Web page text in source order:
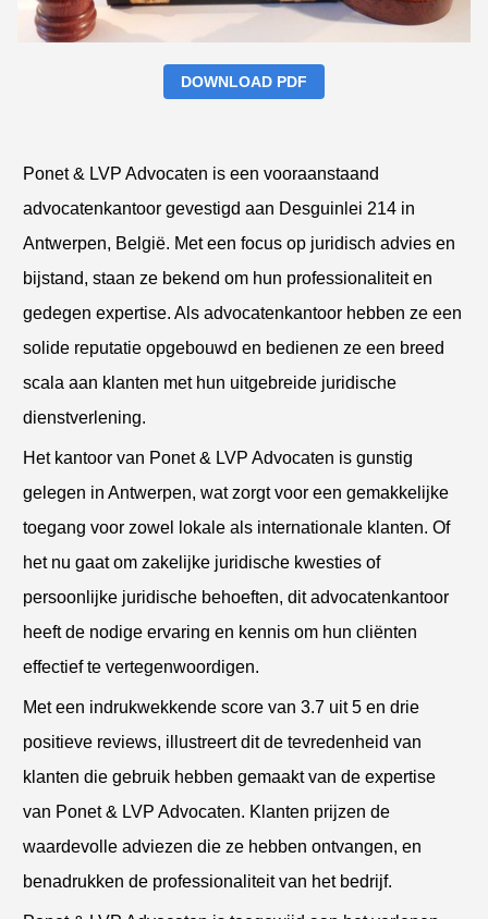
DOWNLOAD PDF
Ponet & LVP Advocaten is een vooraanstaand
advocatenkantoor gevestigd aan Desguinlei 214 in
Antwerpen, België. Met een focus op juridisch advies en
bijstand, staan ze bekend om hun professionaliteit en
gedegen expertise. Als advocatenkantoor hebben ze een
solide reputatie opgebouwd en bedienen ze een breed
scala aan klanten met hun uitgebreide juridische
dienstverlening.
Het kantoor van Ponet & LVP Advocaten is gunstig
gelegen in Antwerpen, wat zorgt voor een gemakkelijke
toegang voor zowel lokale als internationale klanten. Of
het nu gaat om zakelijke juridische kwesties of
persoonlijke juridische behoeften, dit advocatenkantoor
heeft de nodige ervaring en kennis om hun cliënten
effectief te vertegenwoordigen.
Met een indrukwekkende score van 3.7 uit 5 en drie
positieve reviews, illustreert dit de tevredenheid van
klanten die gebruik hebben gemaakt van de expertise
van Ponet & LVP Advocaten. Klanten prijzen de
waardevolle adviezen die ze hebben ontvangen, en
benadrukken de professionaliteit van het bedrijf.